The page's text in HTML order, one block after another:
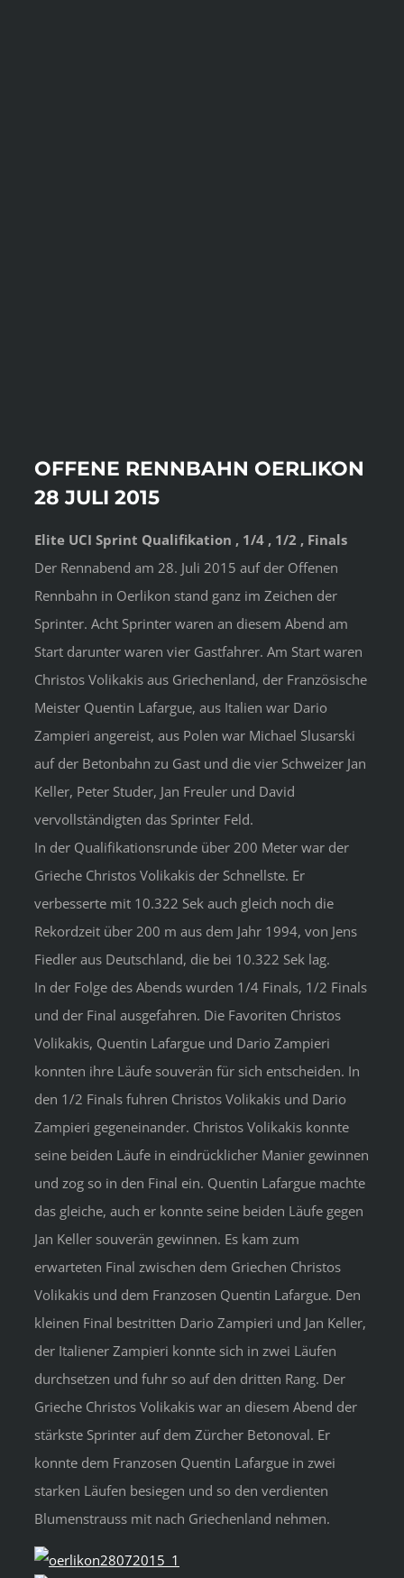
OFFENE RENNBAHN OERLIKON
28 JULI 2015
Elite UCI Sprint Qualifikation , 1/4 , 1/2 , Finals
Der Rennabend am 28. Juli 2015 auf der Offenen
Rennbahn in Oerlikon stand ganz im Zeichen der
Sprinter. Acht Sprinter waren an diesem Abend am
Start darunter waren vier Gastfahrer. Am Start waren
Christos Volikakis aus Griechenland, der Französische
Meister Quentin Lafargue, aus Italien war Dario
Zampieri angereist, aus Polen war Michael Slusarski
auf der Betonbahn zu Gast und die vier Schweizer Jan
Keller, Peter Studer, Jan Freuler und David
vervollständigten das Sprinter Feld.
In der Qualifikationsrunde über 200 Meter war der
Grieche Christos Volikakis der Schnellste. Er
verbesserte mit 10.322 Sek auch gleich noch die
Rekordzeit über 200 m aus dem Jahr 1994, von Jens
Fiedler aus Deutschland, die bei 10.322 Sek lag.
In der Folge des Abends wurden 1/4 Finals, 1/2 Finals
und der Final ausgefahren. Die Favoriten Christos
Volikakis, Quentin Lafargue und Dario Zampieri
konnten ihre Läufe souverän für sich entscheiden. In
den 1/2 Finals fuhren Christos Volikakis und Dario
Zampieri gegeneinander. Christos Volikakis konnte
seine beiden Läufe in eindrücklicher Manier gewinnen
und zog so in den Final ein. Quentin Lafargue machte
das gleiche, auch er konnte seine beiden Läufe gegen
Jan Keller souverän gewinnen. Es kam zum
erwarteten Final zwischen dem Griechen Christos
Volikakis und dem Franzosen Quentin Lafargue. Den
kleinen Final bestritten Dario Zampieri und Jan Keller,
der Italiener Zampieri konnte sich in zwei Läufen
durchsetzen und fuhr so auf den dritten Rang. Der
Grieche Christos Volikakis war an diesem Abend der
stärkste Sprinter auf dem Zürcher Betonoval. Er
konnte dem Franzosen Quentin Lafargue in zwei
starken Läufen besiegen und so den verdienten
Blumenstrauss mit nach Griechenland nehmen.